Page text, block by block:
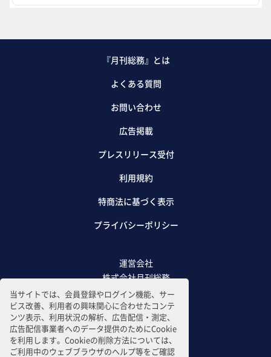
当サイトでは、会員登録やログイン機能、サー
ビス改善、利用者の興味関心に合わせたコンテ
ンツ表示、利用状況の解析、広告配信・測定、
広告配信事業者へのデータ提供のためにCookie
を利用します。Cookieの削除方法については、
ご利用中のウェブブラウザのヘルプ等をご確認
『月刊総務』とは
よくある質問
お問い合わせ
広告掲載
プレスリリース受付
利用規約
特商法に基づく表示
プライバシーポリシー
運営会社
株式会社月刊総務